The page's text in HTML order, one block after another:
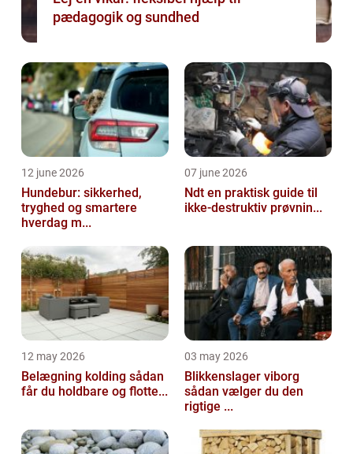
pædagogik og sundhed
12 june 2026
Hundebur: sikkerhed,
tryghed og smartere
hverdag m...
07 june 2026
Ndt en praktisk guide til
ikke-destruktiv prøvnin...
12 may 2026
Belægning kolding sådan
får du holdbare og flotte...
03 may 2026
Blikkenslager viborg
sådan vælger du den
rigtige ...